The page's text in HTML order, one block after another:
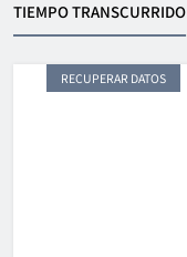
TIEMPO TRANSCURRIDO
RECUPERAR DATOS